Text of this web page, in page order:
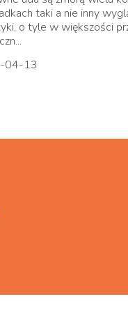
taki a nie inny
o tyle w większości
04-13